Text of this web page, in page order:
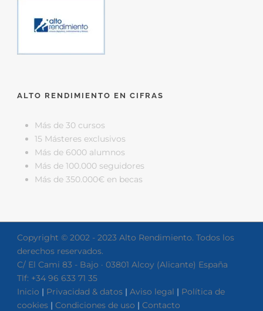
ALTO RENDIMIENTO EN CIFRAS
Más de 30 cursos
15 Másteres exclusivos
Más de 6000 alumnos
Más de 100.000 seguidores
Más de 350.000€ en becas
Copyright © 2002 - 2023 Alto Rendimiento. Todos los
derechos reservados.
C/ El Cami 83 - Bajo · 03801 Alcoy (Alicante) España
Tlf: +34 96 633 71 35
Inicio | Privacidad & datos | Aviso legal | Política de
cookies | Condiciones de uso | Contacto